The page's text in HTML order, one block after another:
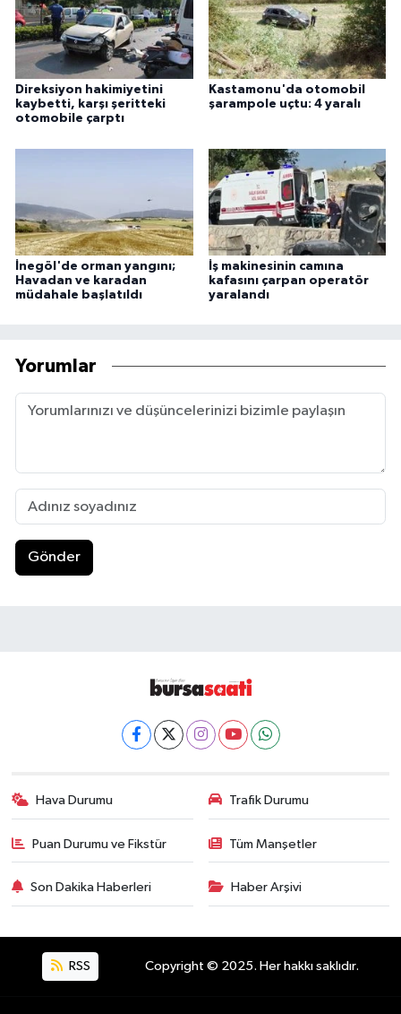
Direksiyon hakimiyetini
kaybetti, karşı şeritteki
otomobile çarptı
Kastamonu'da otomobil
şarampole uçtu: 4 yaralı
İnegöl'de orman yangını;
Havadan ve karadan
müdahale başlatıldı
İş makinesinin camına
kafasını çarpan operatör
yaralandı
Yorumlar
Gönder
Hava Durumu Trafik Durumu
Puan Durumu ve Fikstür Tüm Manşetler
Son Dakika Haberleri Haber Arşivi
RSS Copyright © 2025. Her hakkı saklıdır.